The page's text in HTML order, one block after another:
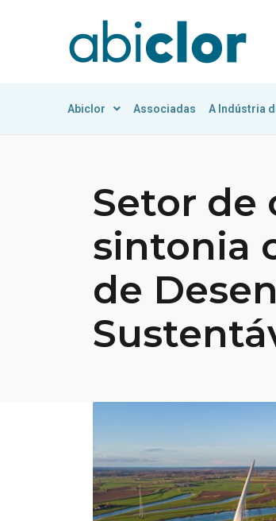
Abiclor Associadas A Indústria
Setor de
sintonia
de